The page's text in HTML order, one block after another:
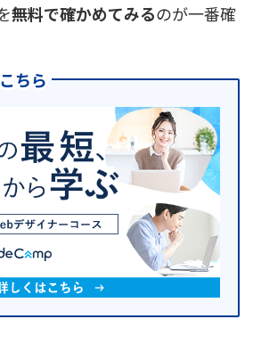
無料で確かめてみるのが一番確
ちら